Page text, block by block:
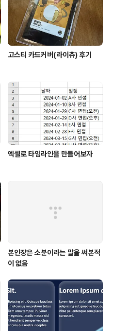
고스티 카드커버(라이츄) 후기
엑셀로 타임라인을 만들어보자
본인쟝은 소분이라는 말을 써본적
이 없음